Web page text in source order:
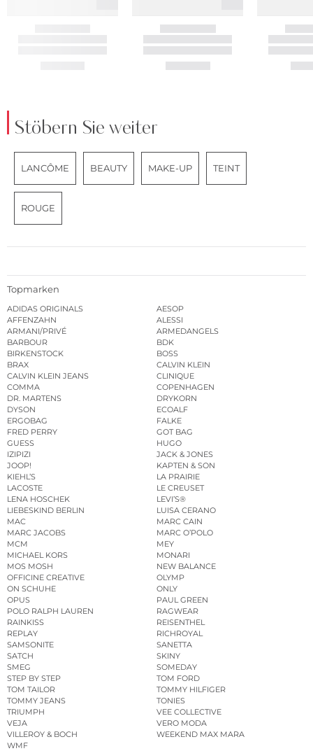
Stöbern Sie weiter
LANCÔME BEAUTY MAKE-UP TEINT
ROUGE
Topmarken
ADIDAS ORIGINALS
AESOP
AFFENZAHN
ALESSI
ARMANI/PRIVÉ
ARMEDANGELS
BARBOUR
BDK
BIRKENSTOCK
BOSS
BRAX
CALVIN KLEIN
CALVIN KLEIN JEANS
CLINIQUE
COMMA
COPENHAGEN
DR. MARTENS
DRYKORN
DYSON
ECOALF
ERGOBAG
FALKE
FRED PERRY
GOT BAG
GUESS
HUGO
IZIPIZI
JACK & JONES
JOOP!
KAPTEN & SON
KIEHL’S
LA PRAIRIE
LACOSTE
LE CREUSET
LENA HOSCHEK
LEVI’S®
LIEBESKIND BERLIN
LUISA CERANO
MAC
MARC CAIN
MARC JACOBS
MARC O’POLO
MCM
MEY
MICHAEL KORS
MONARI
MOS MOSH
NEW BALANCE
OFFICINE CREATIVE
OLYMP
ON SCHUHE
ONLY
OPUS
PAUL GREEN
POLO RALPH LAUREN
RAGWEAR
RAINKISS
REISENTHEL
REPLAY
RICHROYAL
SAMSONITE
SANETTA
SATCH
SKINY
SMEG
SOMEDAY
STEP BY STEP
TOM FORD
TOM TAILOR
TOMMY HILFIGER
TOMMY JEANS
TONIES
TRIUMPH
VEE COLLECTIVE
VEJA
VERO MODA
VILLEROY & BOCH
WEEKEND MAX MARA
WMF